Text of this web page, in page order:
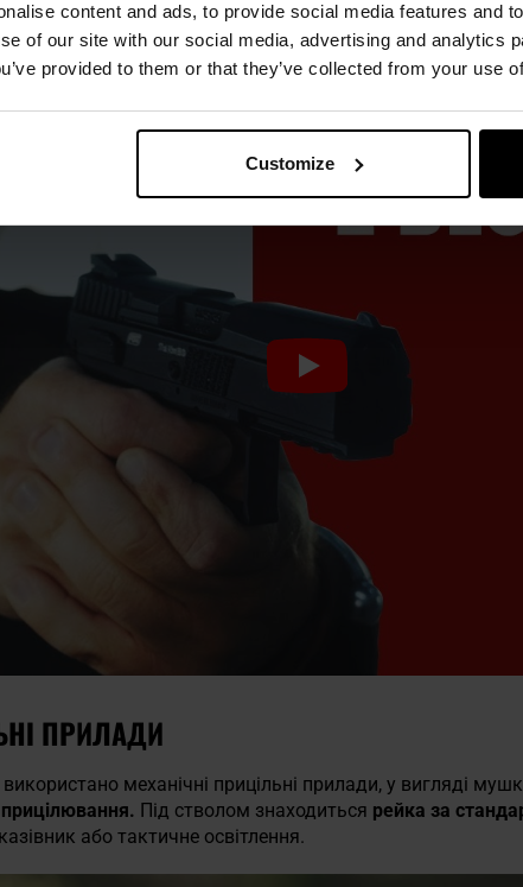
content and ads, to provide social media features and
of our site with our social media, advertising and analytics
provided to them or that they’ve collected from your use
Customize
швидкості кулі 120 м/с.
ПРИЛАДИ
механічні прицільні прилади, у вигляді
Під стволом знаходиться рейка за
або тактичне освітлення.